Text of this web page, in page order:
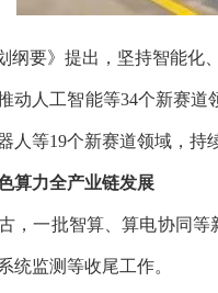
要》提出，坚持智能化、
动人工智能等34个新赛
人等19个新赛道领域，持
算力全产业链发展
一批智算、算电协同等
统监测等收尾工作。